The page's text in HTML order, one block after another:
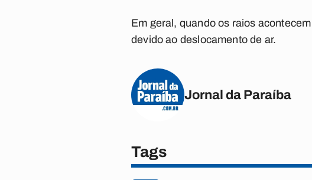
Em geral, quando os raios
devido ao deslocamento de ar.
Jornal da Paraíba
Tags